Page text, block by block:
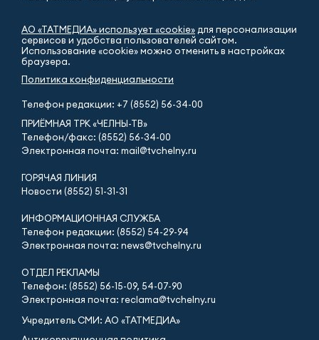
АО «ТАТМЕДИА» использует «cookie»для персонализации
сервисов и удобства пользователей сайтом.
Использование «cookie» можно отменить в настройках
браузера.
Политика конфиденциальности
Телефон редакции: +7 (8552) 56-34-00
ПРИЁМНАЯ ТРК «ЧЕЛНЫ-ТВ»
Телефон/факс: (8552) 56-34-00
Электронная почта: mail@tvchelny.ru
ГОРЯЧАЯ ЛИНИЯ
Новости (8552) 51-31-31
ИНФОРМАЦИОННАЯ СЛУЖБА
Телефон редакции: (8552) 54-29-94
Электронная почта: news@tvchelny.ru
ОТДЕЛ РЕКЛАМЫ
Телефон: (8552) 56-15-09, 54-07-90
Электронная почта: reclama@tvchelny.ru
Учредитель СМИ: АО «ТАТМЕДИА»